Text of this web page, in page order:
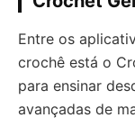
Entre os
crochê está o
para ensinar
avançadas de